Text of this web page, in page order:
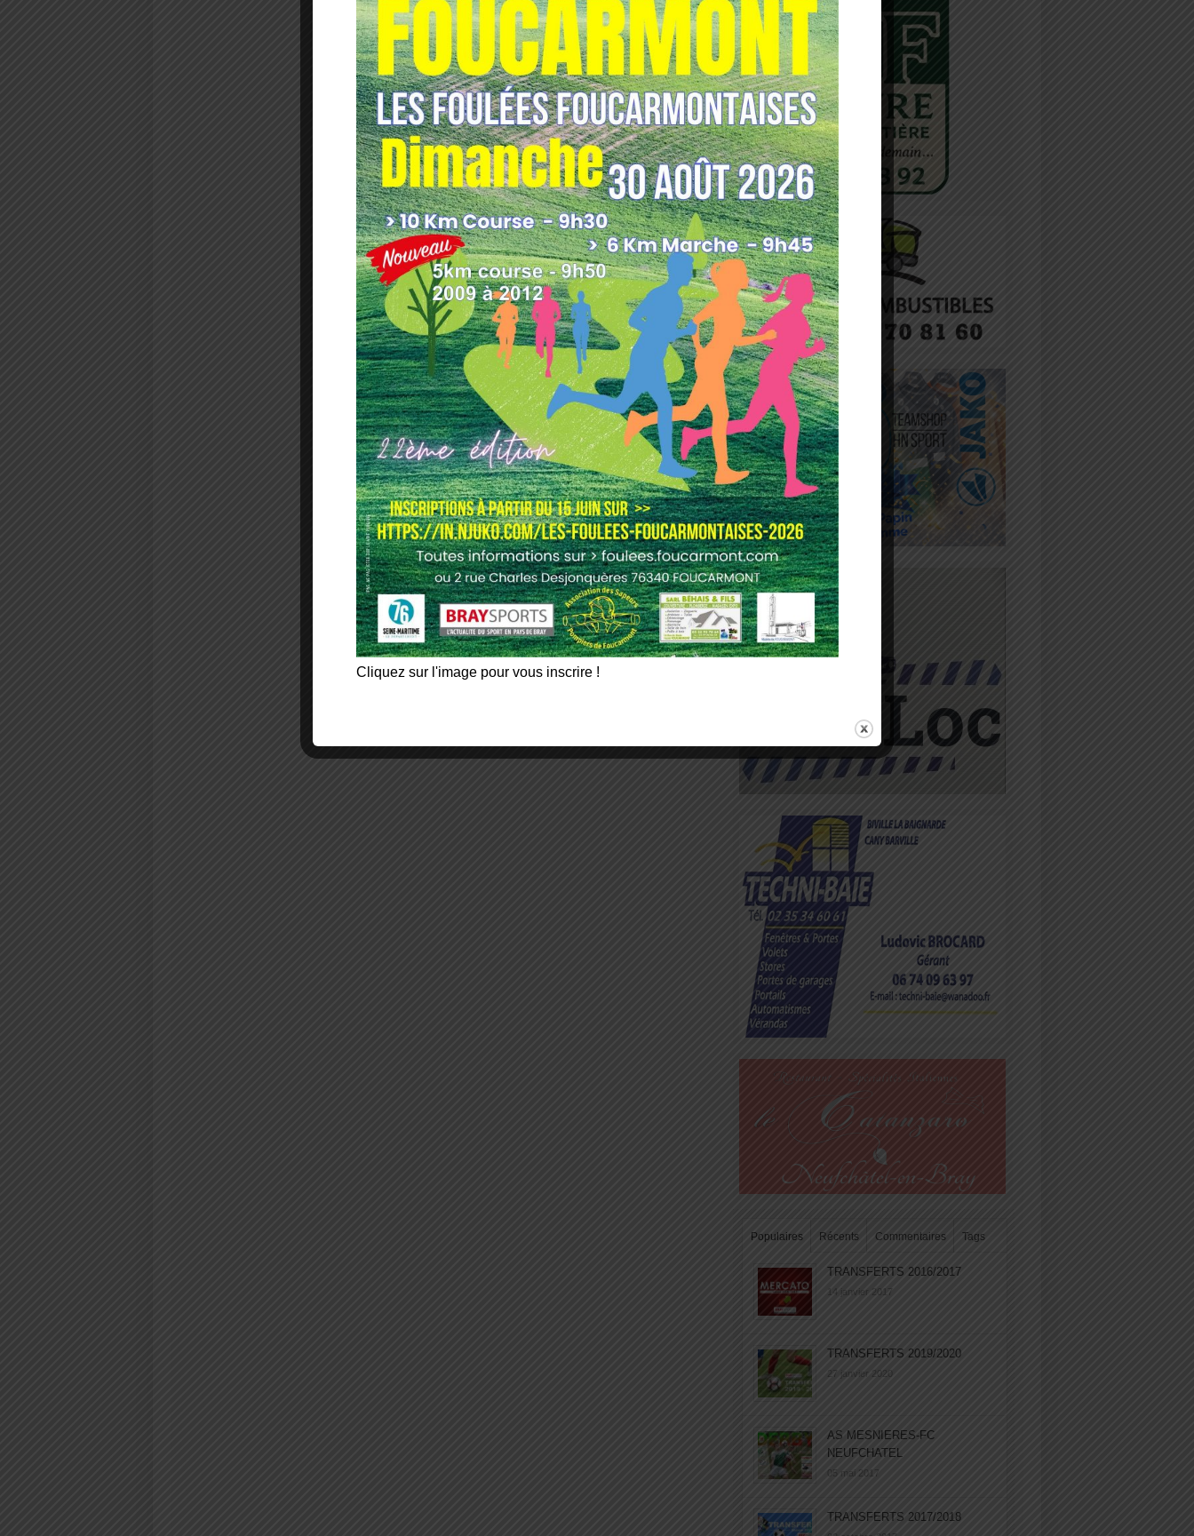
Populaires Récents Commentaires Tags
TRANSFERTS 2016/2017
14 janvier 2017
TRANSFERTS 2019/2020
27 janvier 2020
AS MESNIERES-FC
NEUFCHATEL
05 mai 2017
TRANSFERTS 2017/2018
Cliquez sur l'image pour vous inscrire !